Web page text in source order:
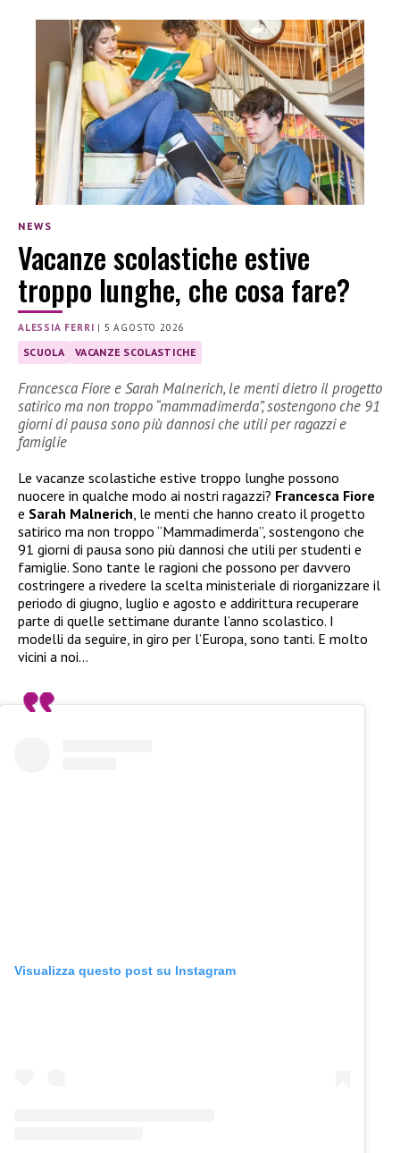
NEWS
Vacanze scolastiche estive
troppo lunghe, che cosa fare?
ALESSIA FERRI | 5 AGOSTO 2026
SCUOLA VACANZE SCOLASTICHE
Francesca Fiore e Sarah Malnerich, le menti dietro il progetto
satirico ma non troppo “mammadimerda”, sostengono che 91
giorni di pausa sono più dannosi che utili per ragazzi e
famiglie
Le vacanze scolastiche estive troppo lunghe possono
nuocere in qualche modo ai nostri ragazzi? Francesca Fiore
e Sarah Malnerich , le menti che hanno creato il progetto
satirico ma non troppo “Mammadimerda”, sostengono che
91 giorni di pausa sono più dannosi che utili per studenti e
famiglie. Sono tante le ragioni che possono per davvero
costringere a rivedere la scelta ministeriale di riorganizzare il
periodo di giugno, luglio e agosto e addirittura recuperare
parte di quelle settimane durante l’anno scolastico. I
modelli da seguire, in giro per l’Europa, sono tanti. E molto
vicini a noi…
Visualizza questo post su Instagram